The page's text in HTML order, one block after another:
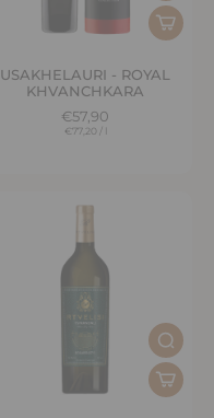
USAKHELAURI - ROYAL
KHVANCHKARA
€57,90
€77,20 / l